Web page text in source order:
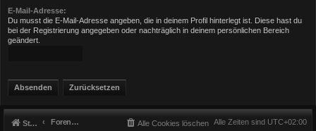
E-Mail-Adresse:
Du musst die E-Mail-Adresse angeben, die in deinem Profil hinterlegt ist. Diese hast du
bei der Registrierung angegeben oder nachträglich in deinem persönlichen Bereich
geändert.
Startseite Foren-Übersicht Alle Zeiten sind UTC+02:00
Alle Cookies löschen